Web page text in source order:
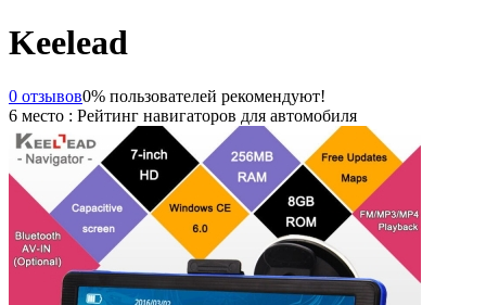
Keelead
0 отзывов0% пользователей рекомендуют!
6 место : Рейтинг навигаторов для автомобиля